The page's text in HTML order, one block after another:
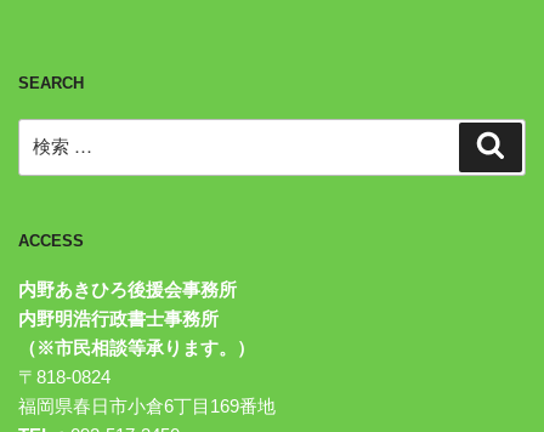
SEARCH
索:
ACCESS
内野あきひろ後援会事務所
内野明浩行政書士事務所
（※市民相談等承ります。）
〒818-0824
福岡県春日市小倉6丁目169番地